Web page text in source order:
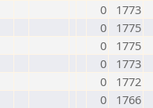
0
1773
0
1775
0
1775
0
1773
0
1772
0
1766